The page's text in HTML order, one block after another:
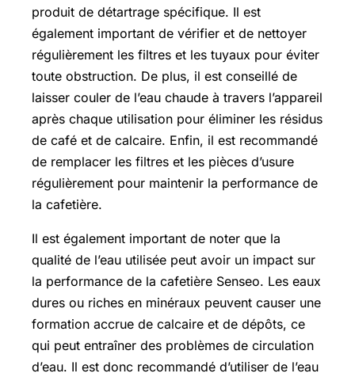
produit de détartrage spécifique. Il est
également important de vérifier et de nettoyer
régulièrement les filtres et les tuyaux pour éviter
toute obstruction. De plus, il est conseillé de
laisser couler de l’eau chaude à travers l’appareil
après chaque utilisation pour éliminer les résidus
de café et de calcaire. Enfin, il est recommandé
de remplacer les filtres et les pièces d’usure
régulièrement pour maintenir la performance de
la cafetière.
Il est également important de noter que la
qualité de l’eau utilisée peut avoir un impact sur
la performance de la cafetière Senseo. Les eaux
dures ou riches en minéraux peuvent causer une
formation accrue de calcaire et de dépôts, ce
qui peut entraîner des problèmes de circulation
d’eau. Il est donc recommandé d’utiliser de l’eau